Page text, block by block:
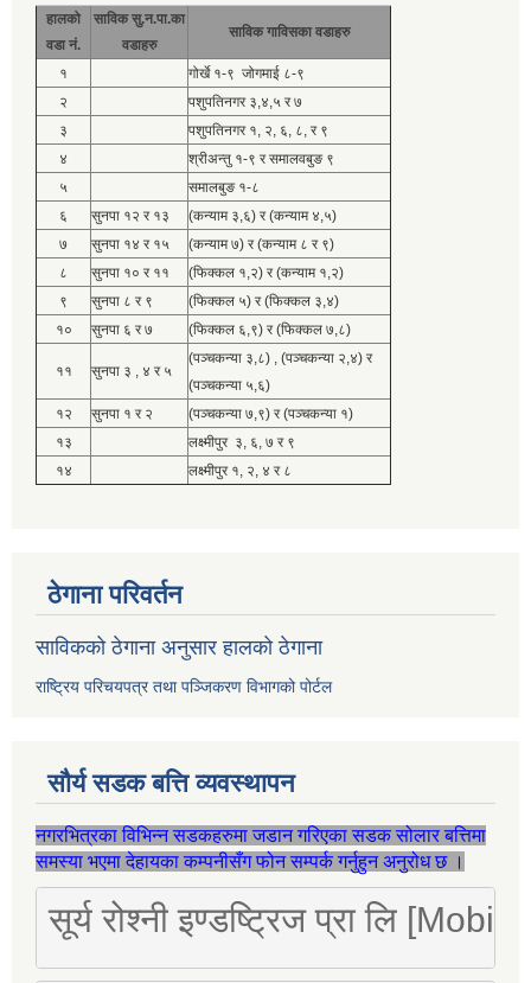
हालको
वडा नं.
साविक सु.न.पा.का
वडाहरु
साविक गाविसका वडाहरु
१
गोर्खे १-९ जोगमाई ८-९
२
पशुपतिनगर ३,४,५ र ७
३
पशुपतिनगर १, २, ६, ८, र ९
४
श्रीअन्तु १-९ र समालवबुङ ९
५
समालबुङ १-८
६
सुनपा १२ र १३
(कन्याम ३,६) र (कन्याम ४,५)
७
सुनपा १४ र १५
(कन्याम ७) र (कन्याम ८ र ९)
८
सुनपा १० र ११
(फिक्कल १,२) र (कन्याम १,२)
९
सुनपा ८ र ९
(फिक्कल ५) र (फिक्कल ३,४)
१०
सुनपा ६ र ७ (फिक्कल ६,९) र (फिक्कल ७,८)
११ सुनपा ३ , ४ र ५
(पञ्चकन्या ३,८) , (पञ्चकन्या २,४) र
(पञ्चकन्या ५,६)
१२
सुनपा १ र २
(पञ्चकन्या ७,९) र (पञ्चकन्या १)
१३
लक्ष्मीपुर ३, ६, ७ र ९
१४
लक्ष्मीपुर १, २, ४ र ८
ठेगाना परिवर्तन
साविकको ठेगाना अनुसार हालको ठेगाना
राष्ट्रिय परिचयपत्र तथा पञ्जिकरण विभागको पोर्टल
सौर्य सडक बत्ति व्यवस्थापन
नगरभित्रका विभिन्न सडकहरुमा जडान गरिएका सडक सोलार बत्तिमा
समस्या भएमा देहायका कम्पनीसँग फोन सम्पर्क गर्नुहुन अनुरोध छ ।
सूर्य रोश्नी इण्डष्ट्रिज प्रा लि